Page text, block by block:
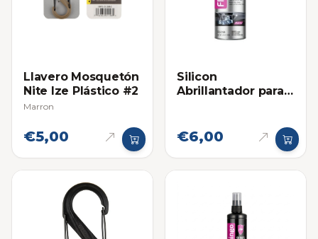
Llavero Mosquetón
Nite Ize Plástico #2
Marron
€5,00
Silicon
Abrillantador para
€6,00